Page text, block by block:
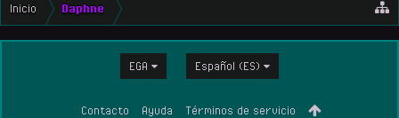
Inicio Daphne
EGA Español (ES)
Contacto Ayuda Términos de servicio